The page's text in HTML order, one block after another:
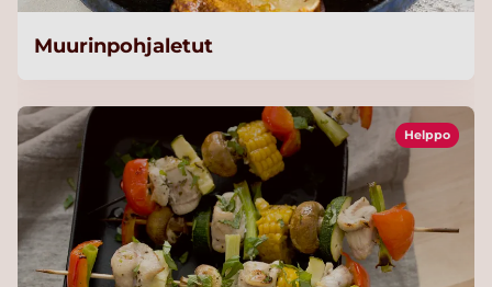
Muurinpohjaletut
Helppo